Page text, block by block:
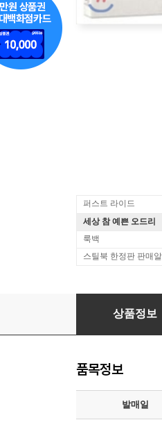
퍼스트 라이드
세상 참 예쁜 오드리
룩백
스틸북 한정판 판매
봄 여름 가을 겨
상품정보
품목정보
발매일